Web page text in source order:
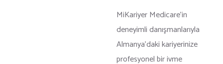
MiKariyer Medicare’in
deneyimli danışmanlarıyla
Almanya’daki kariyerinize
profesyonel bir ivme